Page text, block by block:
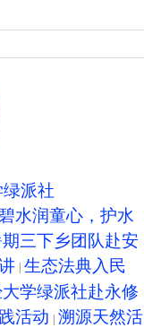
派社
碧水润童心，护水
三下乡团队赴安
生态法典入民
学绿派社赴永修
活动 溯源天然活